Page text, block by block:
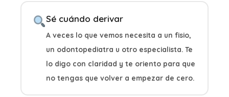
Sé cuándo derivar
A veces lo que vemos necesita a un fisio,
un odontopediatra u otro especialista. Te
lo digo con claridad y te oriento para que
no tengas que volver a empezar de cero.